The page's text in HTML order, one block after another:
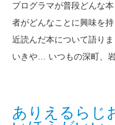
プログラマが普段どんな
者がどんなことに興味を
近読んだ本について語り
いきや… いつもの深町、
ありえるらじ